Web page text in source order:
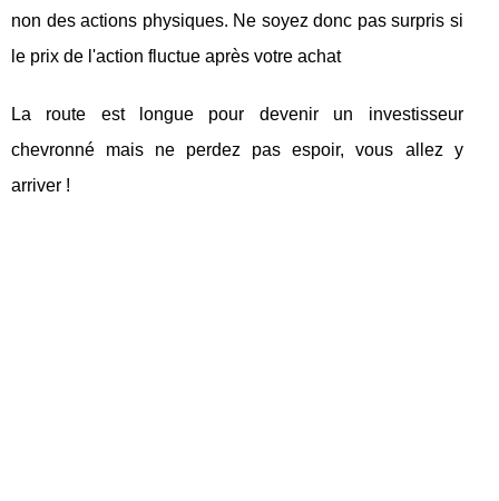
non des actions physiques. Ne soyez donc pas surpris si
le prix de l'action fluctue après votre achat
La route est longue pour devenir un investisseur
chevronné mais ne perdez pas espoir, vous allez y
arriver !